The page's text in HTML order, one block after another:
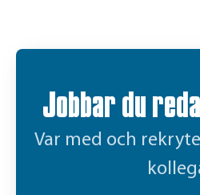
Jobbar du
Var med och